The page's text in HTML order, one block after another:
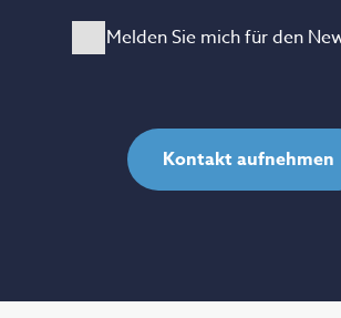
Melden Sie mich für den